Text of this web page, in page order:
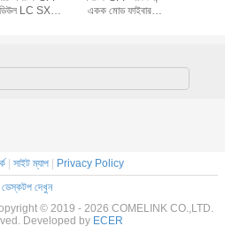
LC SX
একক মোড ফাইবার
সাইট ম্যাপ
Privacy Policy
ডেস্কটপ দেখুন
© 2019 - 2026 COMELINK CO.,LTD.
Developed by ECER